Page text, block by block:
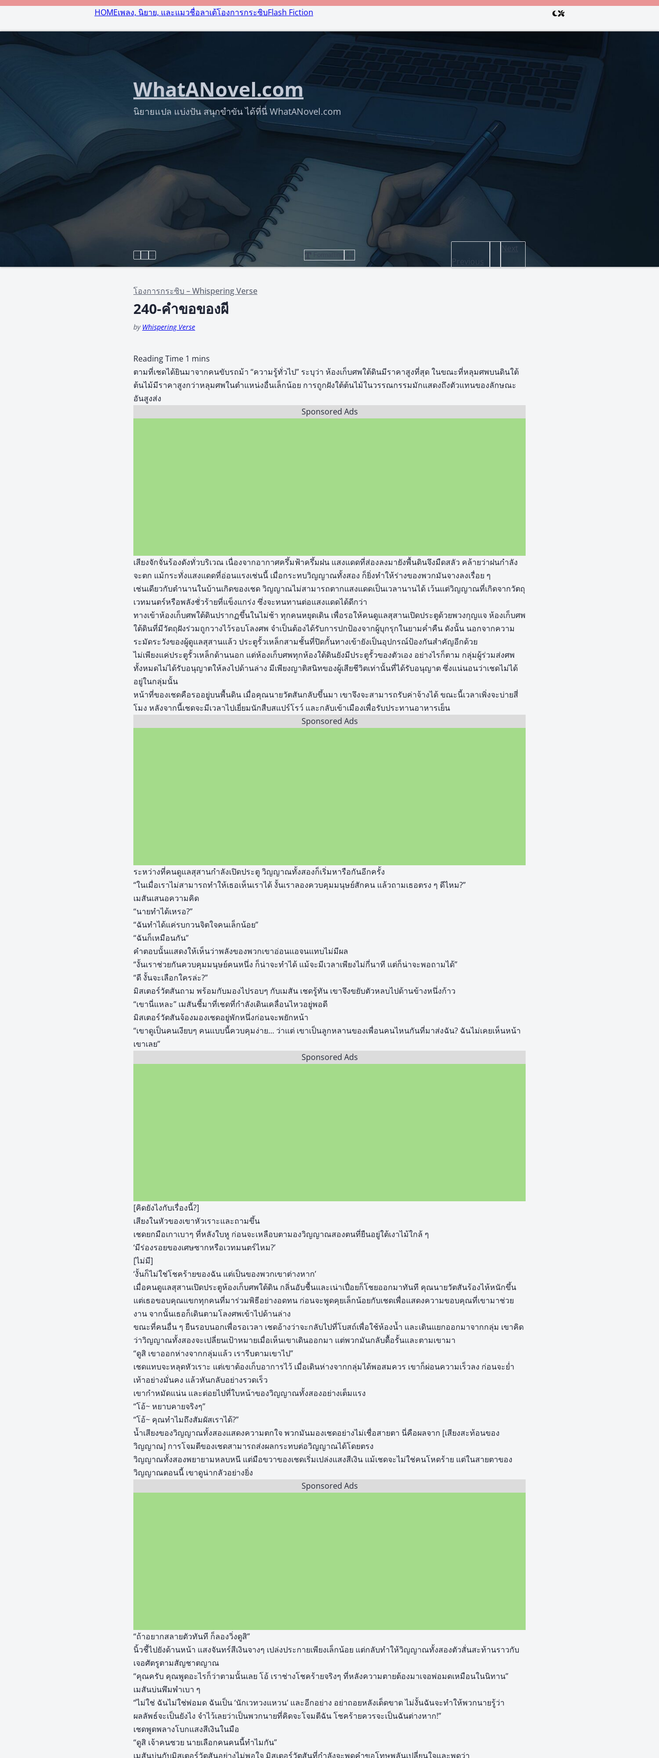
HOMEเพลง, นิยาย, และแมวชื่อลาเต้โองการกระซิบFlash Fiction
WhatANovel.com
นิยายแปล แบ่งปัน สนุกขำขัน ได้ที่นี่ WhatANovel.com
Previous
Next
โองการกระซิบ – Whispering Verse
240-คำขอของผี
by Whispering Verse
ตามที่เชดได้ยินมาจากคนขับรถม้า “ความรู้ทั่วไป” ระบุว่า ห้องเก็บศพใต้ดินมีราคาสูงที่สุด ในขณะที่หลุมศพบนดินใต้
ต้นไม้มีราคาสูงกว่าหลุมศพในตำแหน่งอื่นเล็กน้อย การถูกฝังใต้ต้นไม้ในวรรณกรรมมักแสดงถึงตัวแทนของลักษณะ
อันสูงส่ง
Sponsored Ads
เสียงจักจั่นร้องดังทั่วบริเวณ เนื่องจากอากาศครึ้มฟ้าครึ้มฝน แสงแดดที่ส่องลงมายังพื้นดินจึงมืดสลัว คล้ายว่าฝนกำลัง
จะตก แม้กระทั่งแสงแดดที่อ่อนแรงเช่นนี้ เมื่อกระทบวิญญาณทั้งสอง ก็ยิ่งทำให้ร่างของพวกมันจางลงเรื่อย ๆ
เช่นเดียวกับตำนานในบ้านเกิดของเชด วิญญาณไม่สามารถตากแสงแดดเป็นเวลานานได้ เว้นแต่วิญญาณที่เกิดจากวัตถุ
เวทมนตร์หรือพลังชั่วร้ายที่แข็งแกร่ง ซึ่งจะทนทานต่อแสงแดดได้ดีกว่า
ทางเข้าห้องเก็บศพใต้ดินปรากฏขึ้นในไม่ช้า ทุกคนหยุดเดิน เพื่อรอให้คนดูแลสุสานเปิดประตูด้วยพวงกุญแจ ห้องเก็บศพ
ใต้ดินที่มีวัตถุฝังร่วมถูกวางไว้รอบโลงศพ จำเป็นต้องได้รับการปกป้องจากผู้บุกรุกในยามค่ำคืน ดังนั้น นอกจากความ
ระมัดระวังของผู้ดูแลสุสานแล้ว ประตูรั้วเหล็กสามชั้นที่ปิดกั้นทางเข้ายังเป็นอุปกรณ์ป้องกันสำคัญอีกด้วย
ไม่เพียงแค่ประตูรั้วเหล็กด้านนอก แต่ห้องเก็บศพทุกห้องใต้ดินยังมีประตูรั้วของตัวเอง อย่างไรก็ตาม กลุ่มผู้ร่วมส่งศพ
ทั้งหมดไม่ได้รับอนุญาตให้ลงไปด้านล่าง มีเพียงญาติสนิทของผู้เสียชีวิตเท่านั้นที่ได้รับอนุญาต ซึ่งแน่นอนว่าเชดไม่ได้
อยู่ในกลุ่มนั้น
หน้าที่ของเชดคือรออยู่บนพื้นดิน เมื่อคุณนายวัตสันกลับขึ้นมา เขาจึงจะสามารถรับค่าจ้างได้ ขณะนี้เวลาเพิ่งจะบ่ายสี่
โมง หลังจากนี้เชดจะมีเวลาไปเยี่ยมนักสืบสแปร์โรว์ และกลับเข้าเมืองเพื่อรับประทานอาหารเย็น
Sponsored Ads
ระหว่างที่คนดูแลสุสานกำลังเปิดประตู วิญญาณทั้งสองก็เริ่มหารือกันอีกครั้ง
“ในเมื่อเราไม่สามารถทำให้เธอเห็นเราได้ งั้นเราลองควบคุมมนุษย์สักคน แล้วถามเธอตรง ๆ ดีไหม?”
เมสันเสนอความคิด
“นายทำได้เหรอ?”
“ฉันทำได้แค่รบกวนจิตใจคนเล็กน้อย”
“ฉันก็เหมือนกัน”
คำตอบนั้นแสดงให้เห็นว่าพลังของพวกเขาอ่อนแอจนแทบไม่มีผล
“งั้นเราช่วยกันควบคุมมนุษย์คนหนึ่ง ก็น่าจะทำได้ แม้จะมีเวลาเพียงไม่กี่นาที แต่ก็น่าจะพอถามได้”
“ดี งั้นจะเลือกใครล่ะ?”
มิสเตอร์วัตสันถาม พร้อมกับมองไปรอบๆ กับเมสัน เชดรู้ทัน เขาจึงขยับตัวหลบไปด้านข้างหนึ่งก้าว
“เขานี่แหละ” เมสันชี้มาที่เชดที่กำลังเดินเคลื่อนไหวอยู่พอดี
มิสเตอร์วัตสันจ้องมองเชดอยู่พักหนึ่งก่อนจะพยักหน้า
“เขาดูเป็นคนเงียบๆ คนแบบนี้ควบคุมง่าย… ว่าแต่ เขาเป็นลูกหลานของเพื่อนคนไหนกันที่มาส่งฉัน? ฉันไม่เคยเห็นหน้า
เขาเลย”
Sponsored Ads
[คิดยังไงกับเรื่องนี้?]
เสียงในหัวของเขาหัวเราะและถามขึ้น
เชดยกมือเกาเบาๆ ที่หลังใบหู ก่อนจะเหลือบตามองวิญญาณสองตนที่ยืนอยู่ใต้เงาไม้ใกล้ ๆ
‘มีร่องรอยของเศษซากหรือเวทมนตร์ไหม?’
[ไม่มี]
‘งั้นก็ไม่ใช่โชคร้ายของฉัน แต่เป็นของพวกเขาต่างหาก’
เมื่อคนดูแลสุสานเปิดประตูห้องเก็บศพใต้ดิน กลิ่นอับชื้นและเน่าเปื่อยก็โชยออกมาทันที คุณนายวัตสันร้องไห้หนักขึ้น
แต่เธอขอบคุณแขกทุกคนที่มาร่วมพิธีอย่างอดทน ก่อนจะพูดคุยเล็กน้อยกับเชดเพื่อแสดงความขอบคุณที่เขามาช่วย
งาน จากนั้นเธอก็เดินตามโลงศพเข้าไปด้านล่าง
ขณะที่คนอื่น ๆ ยืนรอบนอกเพื่อรอเวลา เชดอ้างว่าจะกลับไปที่โบสถ์เพื่อใช้ห้องน้ำ และเดินแยกออกมาจากกลุ่ม เขาคิด
ว่าวิญญาณทั้งสองจะเปลี่ยนเป้าหมายเมื่อเห็นเขาเดินออกมา แต่พวกมันกลับดื้อรั้นและตามเขามา
“ดูสิ เขาออกห่างจากกลุ่มแล้ว เรารีบตามเขาไป”
เชดแทบจะหลุดหัวเราะ แต่เขาต้องเก็บอาการไว้ เมื่อเดินห่างจากกลุ่มได้พอสมควร เขาก็ผ่อนความเร็วลง ก่อนจะย่ำ
เท้าอย่างมั่นคง แล้วหันกลับอย่างรวดเร็ว
เขากำหมัดแน่น และต่อยไปที่ใบหน้าของวิญญาณทั้งสองอย่างเต็มแรง
“โอ้~ หยาบคายจริงๆ”
“โอ้~ คุณทำไมถึงสัมผัสเราได้?”
น้ำเสียงของวิญญาณทั้งสองแสดงความตกใจ พวกมันมองเชดอย่างไม่เชื่อสายตา นี่คือผลจาก [เสียงสะท้อนของ
วิญญาณ] การโจมตีของเชดสามารถส่งผลกระทบต่อวิญญาณได้โดยตรง
วิญญาณทั้งสองพยายามหลบหนี แต่มือขวาของเชดเริ่มเปล่งแสงสีเงิน แม้เชดจะไม่ใช่คนโหดร้าย แต่ในสายตาของ
วิญญาณตอนนี้ เขาดูน่ากลัวอย่างยิ่ง
Sponsored Ads
“ถ้าอยากสลายตัวทันที ก็ลองวิ่งดูสิ”
นิ้วชี้ไปยังด้านหน้า แสงจันทร์สีเงินจางๆ เปล่งประกายเพียงเล็กน้อย แต่กลับทำให้วิญญาณทั้งสองตัวสั่นสะท้านราวกับ
เจอศัตรูตามสัญชาตญาณ
“คุณครับ คุณพูดอะไรก็ว่าตามนั้นเลย โอ้ เราช่างโชคร้ายจริงๆ ที่หลังความตายต้องมาเจอพ่อมดเหมือนในนิทาน”
เมสันบ่นพึมพำเบา ๆ
“ไม่ใช่ ฉันไม่ใช่พ่อมด ฉันเป็น ‘นักเวทวงแหวน’ และอีกอย่าง อย่าถอยหลังเด็ดขาด ไม่งั้นฉันจะทำให้พวกนายรู้ว่า
ผลลัพธ์จะเป็นยังไง จำไว้เลยว่าเป็นพวกนายที่คิดจะโจมตีฉัน โชคร้ายควรจะเป็นฉันต่างหาก!”
เชดพูดพลางโบกแสงสีเงินในมือ
“ดูสิ เจ้าคนซวย นายเลือกคนคนนี้ทำไมกัน”
เมสันบ่นกับมิสเตอร์วัตสันอย่างไม่พอใจ มิสเตอร์วัตสันที่กำลังจะพูดคำขอโทษพลันเปลี่ยนใจและพูดว่า